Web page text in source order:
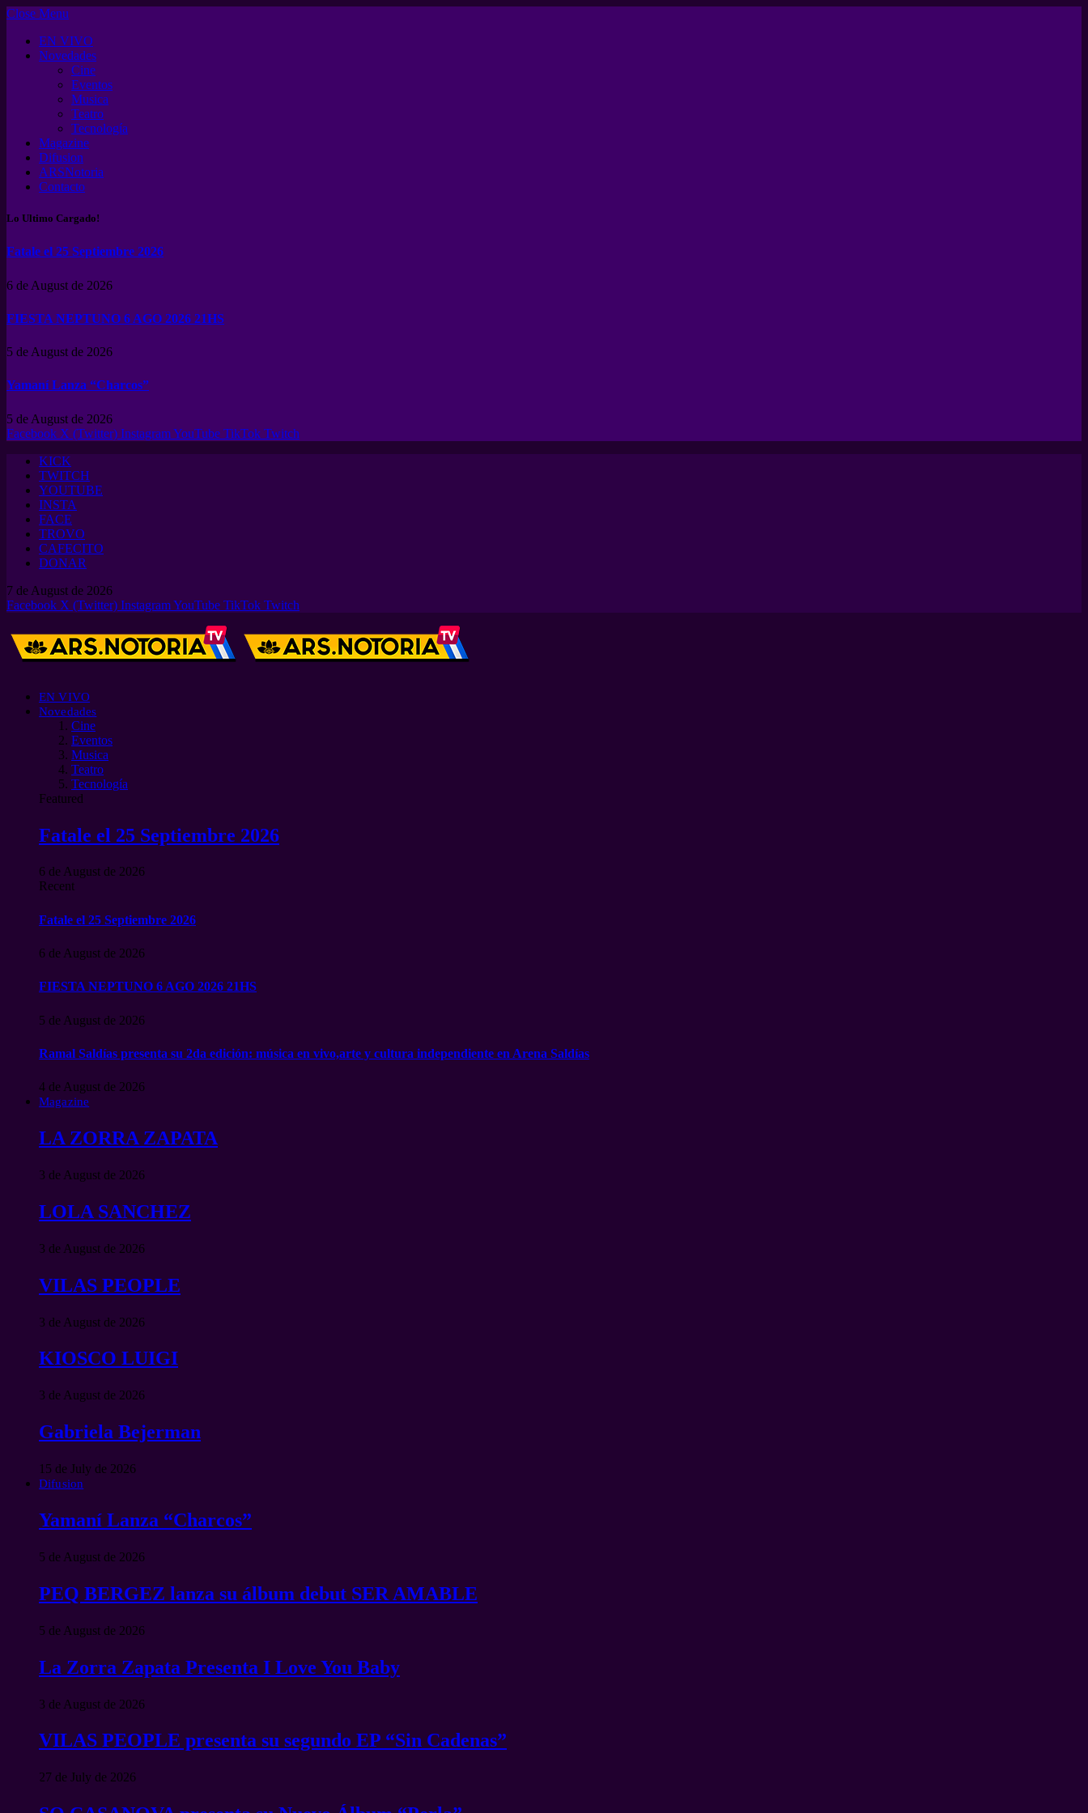
Close Menu
EN VIVO
Novedades
Cine
Eventos
Musica
Teatro
Tecnología
Magazine
Difusion
ARSNotoria
Contacto
Lo Ultimo Cargado!
Fatale el 25 Septiembre 2026
6 de August de 2026
FIESTA NEPTUNO 6 AGO 2026 21HS
5 de August de 2026
Yamaní Lanza “Charcos”
5 de August de 2026
Facebook X (Twitter) InstagramYouTube TikTok Twitch
KICK
TWITCH
YOUTUBE
INSTA
FACE
TROVO
CAFECITO
DONAR
7 de August de 2026
Facebook X (Twitter) InstagramYouTube TikTok Twitch
EN VIVO
Novedades
Cine
Eventos
Musica
Teatro
Tecnología
Featured
Fatale el 25 Septiembre 2026
6 de August de 2026
Recent
Fatale el 25 Septiembre 2026
6 de August de 2026
FIESTA NEPTUNO 6 AGO 2026 21HS
5 de August de 2026
Ramal Saldías presenta su 2da edición: música en vivo,arte y cultura independiente en Arena Saldías
4 de August de 2026
Magazine
LA ZORRA ZAPATA
3 de August de 2026
LOLA SANCHEZ
3 de August de 2026
VILAS PEOPLE
3 de August de 2026
KIOSCO LUIGI
3 de August de 2026
Gabriela Bejerman
15 de July de 2026
Difusion
Yamaní Lanza “Charcos”
5 de August de 2026
PEQ BERGEZ lanza su álbum debut SER AMABLE
5 de August de 2026
La Zorra Zapata Presenta I Love You Baby
3 de August de 2026
VILAS PEOPLE presenta su segundo EP “Sin Cadenas”
27 de July de 2026